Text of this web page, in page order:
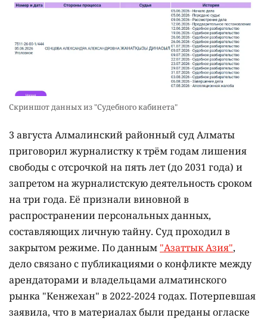
Скриншот данных из "Судебного кабинета"
3 августа Алмалинский районный суд Алматы
приговорил журналистку к трём годам лишения
свободы с отсрочкой на пять лет (до 2031 года) и
запретом на журналистскую деятельность сроком
на три года. Её признали виновной в
распространении персональных данных,
составляющих личную тайну. Суд проходил в
закрытом режиме. По данным "Азаттык Азия",
дело связано с публикациями о конфликте между
арендаторами и владельцами алматинского
рынка "Кенжехан" в 2022-2024 годах. Потерпевшая
заявила, что в материалах были преданы огласке